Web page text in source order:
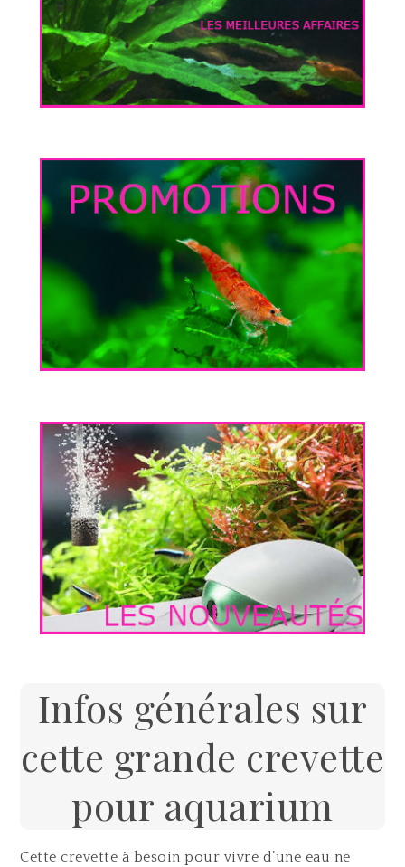
Infos générales sur
cette grande crevette
pour aquarium
Cette crevette à besoin pour vivre d’une eau ne